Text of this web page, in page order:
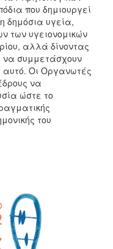
που δημιουργεί
δημόσια υγεία,
των υγειονομικών
αλλά δίνοντας
να συμμετάσχουν
αυτό. Οι Οργανωτές
να
ώστε το
του